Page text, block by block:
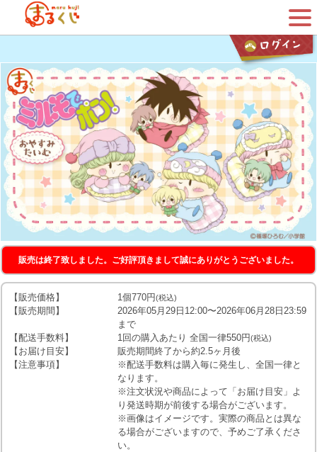
販売は終了致しました。ご好評頂きまして誠にありがとうございました。
【販売価格】 1個770円(税込)
【販売期間】
2026年05月29日12:00〜2026年06月28日23:59
まで
【配送手数料】
1回の購入あたり 全国一律550円(税込)
【お届け目安】
販売期間終了から約2.5ヶ月後
【注意事項】
※配送手数料は購入毎に発生し、全国一律と
なります。
※注文状況や商品によって「お届け目安」よ
り発送時期が前後する場合がございます。
※画像はイメージです。実際の商品とは異な
る場合がございますので、予めご了承くださ
い。